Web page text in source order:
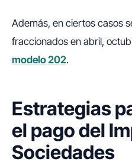
Además, en ciertos casos
fraccionados en abril,
modelo 202.
Estrategias
el pago del
Sociedades